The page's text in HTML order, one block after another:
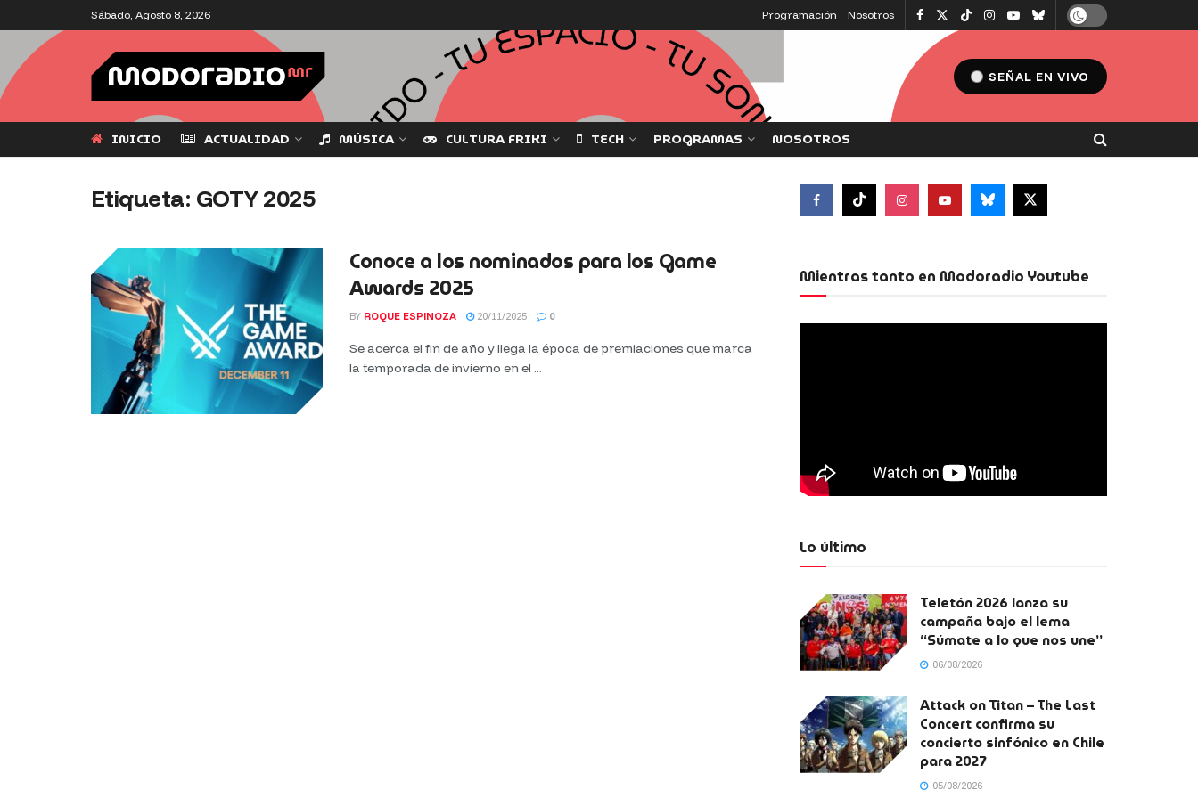
Sábado, Agosto 8, 2026 Programación Nosotros
SEÑAL EN VIVO
INICIO ACTUALIDAD MÚSICA CULTURA FRIKI TECH PROGRAMAS NOSOTROS
Etiqueta: GOTY 2025
Conoce a los nominados para los Game
Awards 2025
BY ROQUE ESPINOZA 20/11/2025 0
Se acerca el fin de año y llega la época de premiaciones que marca
la temporada de invierno en el ...
Mientras tanto en Modoradio Youtube
Lo último
Teletón 2026 lanza su
campaña bajo el lema
“Súmate a lo que nos une”
06/08/2026
Attack on Titan – The Last
Concert confirma su
concierto sinfónico en Chile
para 2027
05/08/2026